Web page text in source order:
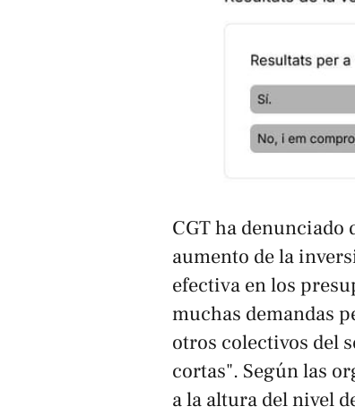
CGT ha denunciado
aumento de la
efectiva en los
muchas demandas
otros colectivos del
cortas". Según las
a la altura del nivel